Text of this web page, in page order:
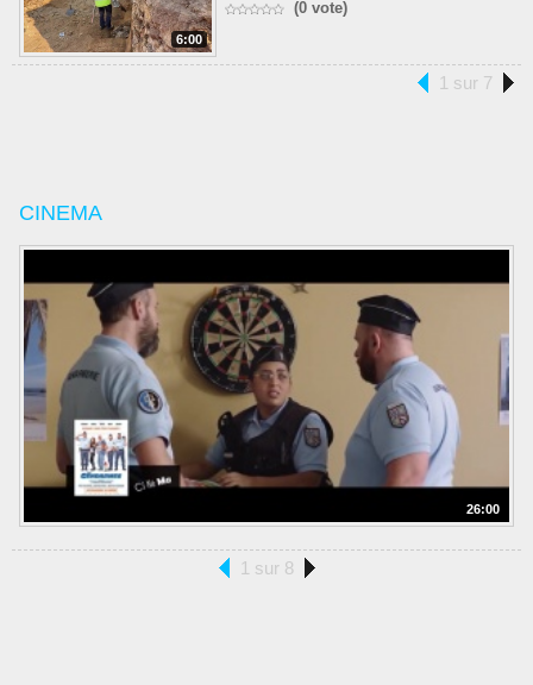
6:00
(0 vote)
1 sur 7
CINEMA
26:00
1 sur 8